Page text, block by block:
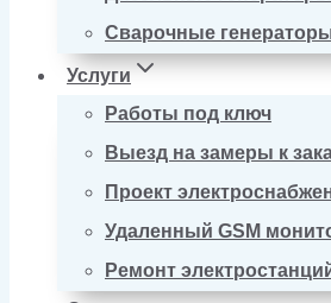
Сварочные
Услуги
Работы под ключ
Выезд на замеры к
Проект
Удаленный GSM
Ремонт